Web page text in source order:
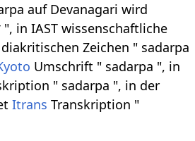
auf Devanagari wird
", in IAST wissenschaftliche
Zeichen " sadarpa
Umschrift " sadarpa ", in
" sadarpa ", in der
Itrans Transkription "